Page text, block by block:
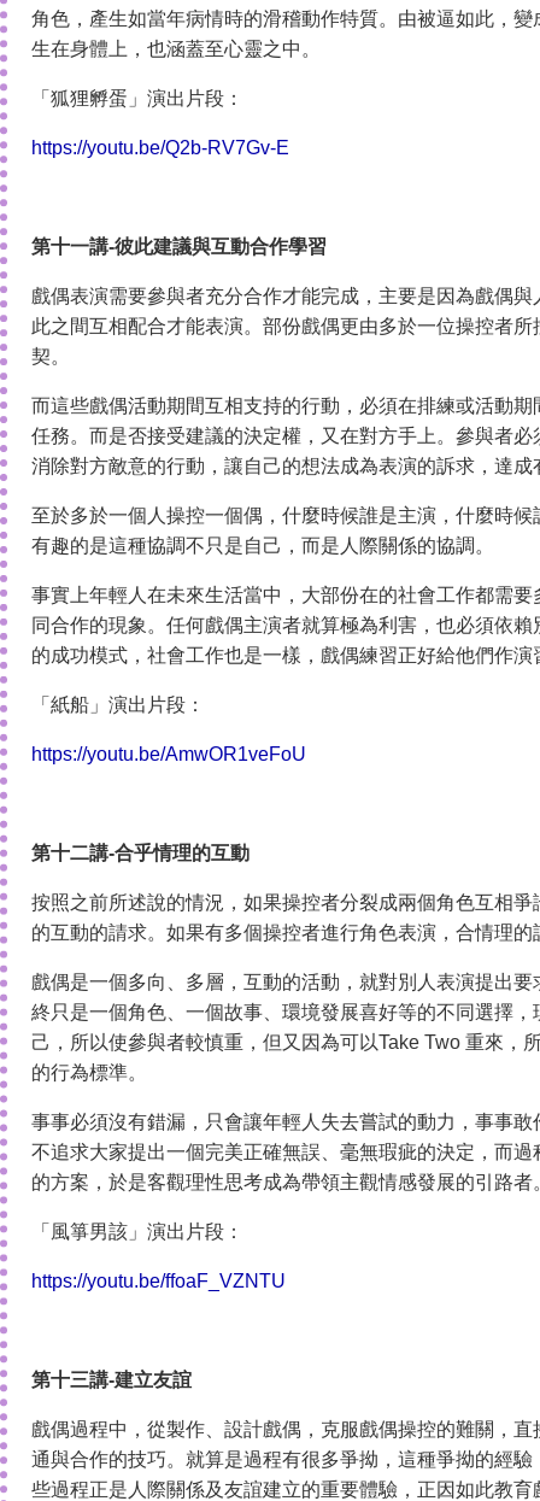
角色，產生如當年病情時的滑稽動作特質。由被逼如此，
生在身體上，也涵蓋至心靈之中。
「狐狸孵蛋」演出片段：
https://youtu.be/Q2b-RV7Gv-E
第十一講-彼此建議與互動合作學習
戲偶表演需要參與者充分合作才能完成，主要是因為戲偶
此之間互相配合才能表演。部份戲偶更由多於一位操控者
契。
而這些戲偶活動期間互相支持的行動，必須在排練或活動
任務。而是否接受建議的決定權，又在對方手上。參與者
消除對方敵意的行動，讓自己的想法成為表演的訴求，達成
至於多於一個人操控一個偶，什麼時候誰是主演，什麼時
有趣的是這種協調不只是自己，而是人際關係的協調。
事實上年輕人在未來生活當中，大部份在的社會工作都需
同合作的現象。任何戲偶主演者就算極為利害，也必須依
的成功模式，社會工作也是一樣，戲偶練習正好給他們作演
「紙船」演出片段：
https://youtu.be/AmwOR1veFoU
第十二講-合乎情理的互動
按照之前所述說的情況，如果操控者分裂成兩個角色互相
的互動的請求。如果有多個操控者進行角色表演，合情理
戲偶是一個多向、多層，互動的活動，就對別人表演提出
終只是一個角色、一個故事、環境發展喜好等的不同選擇
己，所以使參與者較慎重，但又因為可以Take Two 重來
的行為標準。
事事必須沒有錯漏，只會讓年輕人失去嘗試的動力，事事
不追求大家提出一個完美正確無誤、毫無瑕疵的決定，而
的方案，於是客觀理性思考成為帶領主觀情感發展的引路者
「風箏男該」演出片段：
https://youtu.be/ffoaF_VZNTU
第十三講-建立友誼
戲偶過程中，從製作、設計戲偶，克服戲偶操控的難關，
通與合作的技巧。就算是過程有很多爭拗，這種爭拗的經
些過程正是人際關係及友誼建立的重要體驗，正因如此教